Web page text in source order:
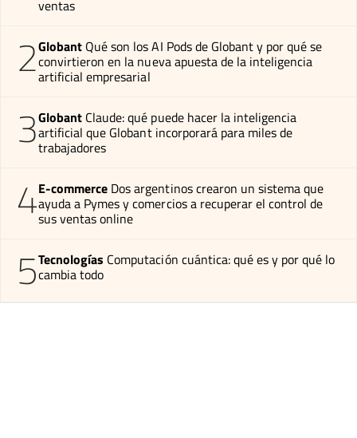
ventas
2Globant Qué son los AI Pods de Globant y por qué se
convirtieron en la nueva apuesta de la inteligencia
artificial empresarial
3Globant Claude: qué puede hacer la inteligencia
artificial que Globant incorporará para miles de
trabajadores
4E-commerce Dos argentinos crearon un sistema que
ayuda a Pymes y comercios a recuperar el control de
sus ventas online
5Tecnologías Computación cuántica: qué es y por qué lo
cambia todo